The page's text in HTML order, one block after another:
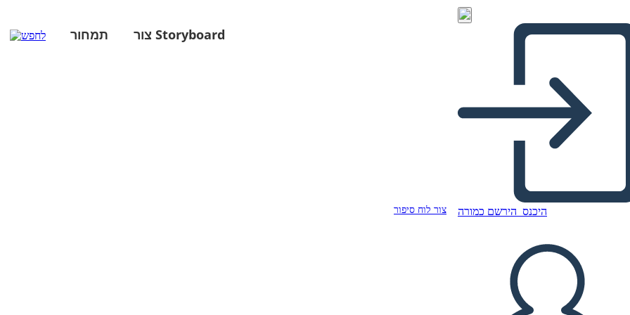
תמחור צור Storyboard
צור לוח סיפור היכנס הירשם כמורה